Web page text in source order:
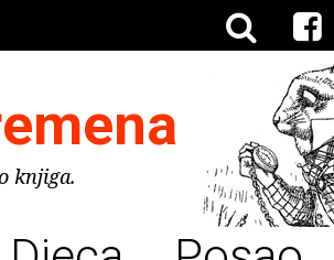
knjiga.